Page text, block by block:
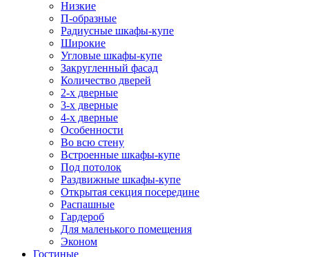
Низкие
П-образные
Радиусные шкафы-купе
Широкие
Угловые шкафы-купе
Закругленный фасад
Количество дверей
2-х дверные
3-х дверные
4-х дверные
Особенности
Во всю стену
Встроенные шкафы-купе
Под потолок
Раздвижные шкафы-купе
Открытая секция посередине
Распашные
Гардероб
Для маленького помещения
Эконом
Гостиные